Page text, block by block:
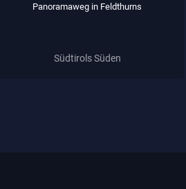
Panoramaweg in Feldthurns
Südtirols Süden